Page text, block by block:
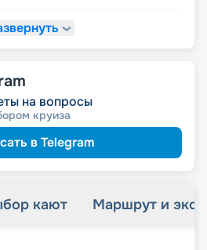
турист
турист
семьям
силовыхведомств
на вопросы
круиза
в Telegram
кают Маршрут и